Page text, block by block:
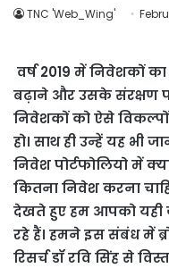
TNC 'Web_Wing'
वर्ष 2019 में निवेशकों
बढ़ाने और उसके संरक्षण
निवेशकों को ऐसे
हो। साथ ही उन्हें यह भी
निवेश पोर्टफोलियो में
कितना निवेश करना
देखते हुए हम आपको यही
रहे हैं। हमने इस संबंध में
रिसर्च डॉ रवि सिंह से